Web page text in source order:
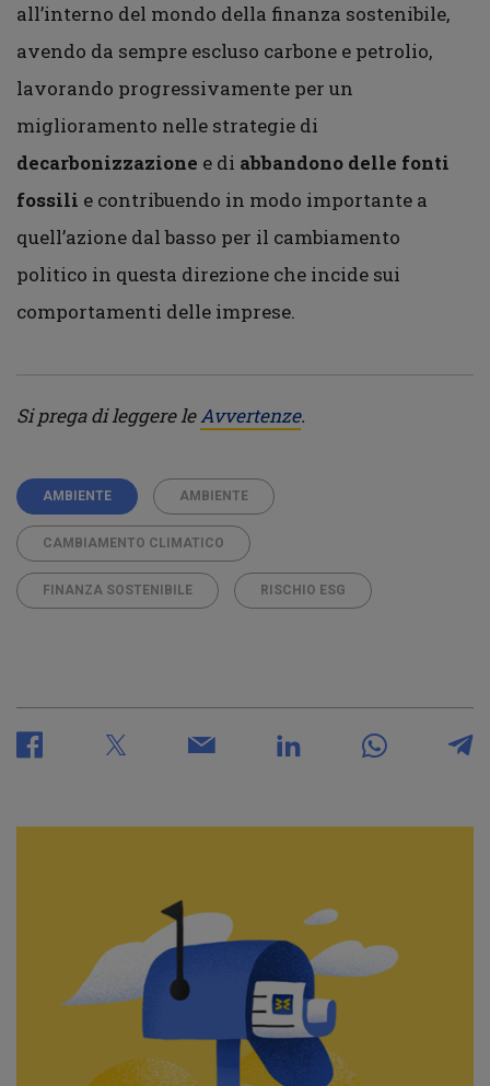
all’interno del mondo della finanza sostenibile,
avendo da sempre escluso carbone e petrolio,
lavorando progressivamente per un
miglioramento nelle strategie di
decarbonizzazione e di abbandono delle fonti
fossili e contribuendo in modo importante a
quell’azione dal basso per il cambiamento
politico in questa direzione che incide sui
comportamenti delle imprese.
Si prega di leggere leAvvertenze.
AMBIENTE AMBIENTE
CAMBIAMENTO CLIMATICO
FINANZA SOSTENIBILE RISCHIO ESG